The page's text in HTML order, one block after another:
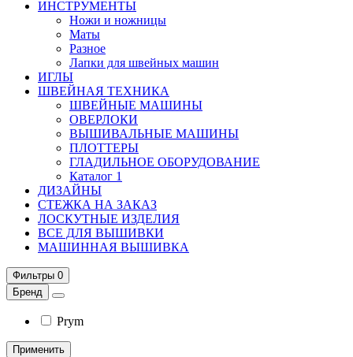
ИНСТРУМЕНТЫ
Ножи и ножницы
Маты
Разное
Лапки для швейных машин
ИГЛЫ
ШВЕЙНАЯ ТЕХНИКА
ШВЕЙНЫЕ МАШИНЫ
ОВЕРЛОКИ
ВЫШИВАЛЬНЫЕ МАШИНЫ
ПЛОТТЕРЫ
ГЛАДИЛЬНОЕ ОБОРУДОВАНИЕ
Каталог 1
ДИЗАЙНЫ
СТЕЖКА НА ЗАКАЗ
ЛОСКУТНЫЕ ИЗДЕЛИЯ
ВСЕ ДЛЯ ВЫШИВКИ
МАШИННАЯ ВЫШИВКА
Фильтры 0
Бренд
Prym
Применить